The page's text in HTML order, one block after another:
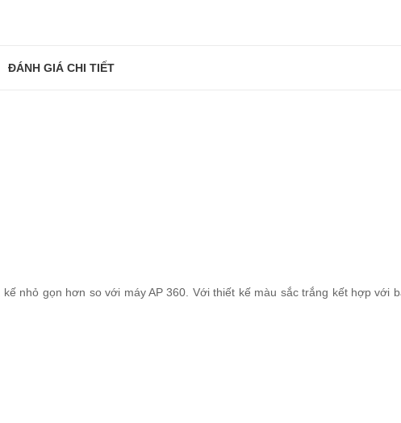
ĐÁNH GIÁ CHI TIẾT
nhỏ gọn hơn so với máy AP 360. Với thiết kế màu sắc trắng kết hợp với